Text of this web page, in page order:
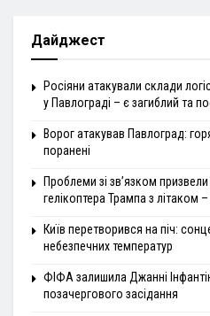
Дайджест
Росіяни атакували склади
у Павлограді – є загиблий та
Ворог атакував Павлоград:
поранені
Проблеми зі зв’язком
гелікоптера Трампа з літаком –
Київ перетворився на піч:
небезпечних температур
ФІФА залишила Джанні
позачергового засідання